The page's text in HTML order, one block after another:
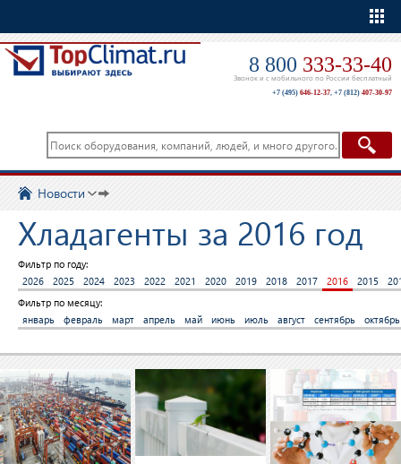
8 800 333-33-40
Звонок и с мобильного по России бесплатный
+7 (495) 646-12-37, +7 (812) 407-30-97
Новости
Хладагенты за 2016 год
Фильтр по году:
2026
2025 2024 2023 2022 2021 2020 2019 2018 2017 2016 2015
Фильтр по месяцу:
январь
февраль март апрель май июнь июль август сентябрь октябрь